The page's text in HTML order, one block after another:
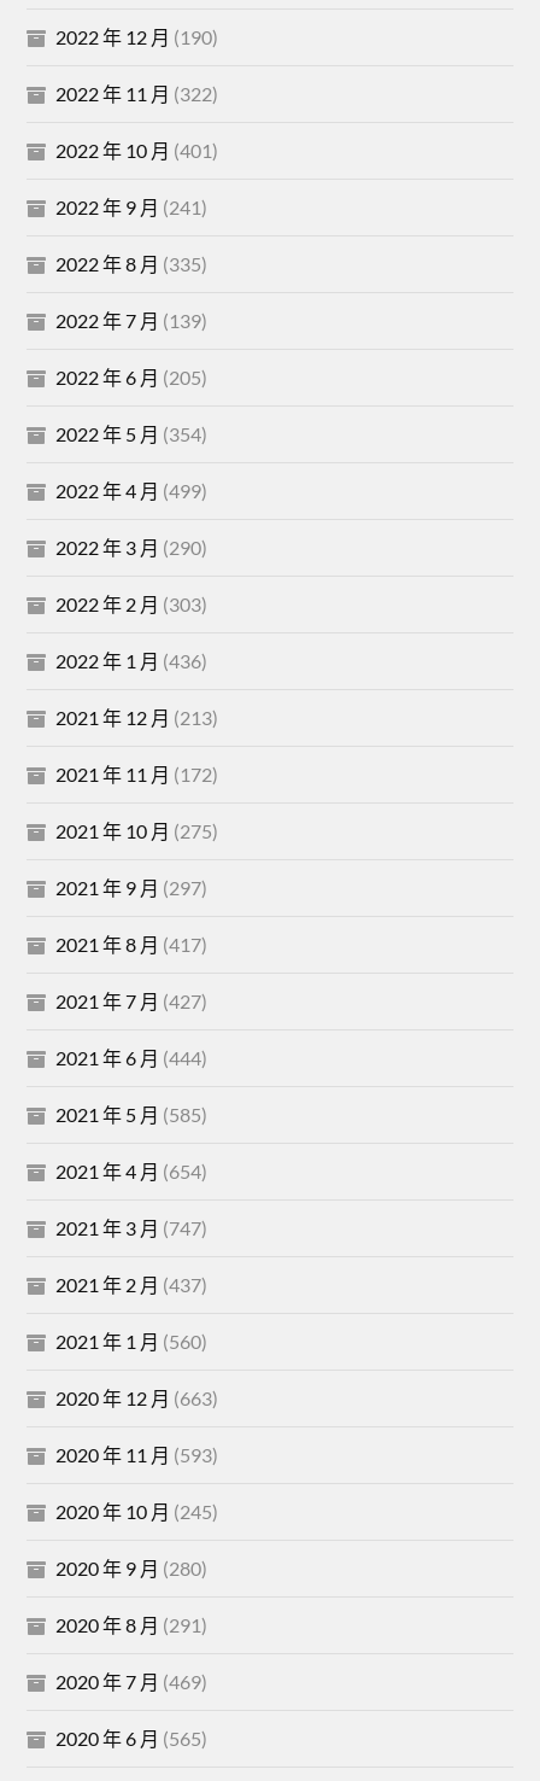
2022 年 12 月 (190)
2022 年 11 月 (322)
2022 年 10 月 (401)
2022 年 9 月 (241)
2022 年 8 月 (335)
2022 年 7 月 (139)
2022 年 6 月 (205)
2022 年 5 月 (354)
2022 年 4 月 (499)
2022 年 3 月 (290)
2022 年 2 月 (303)
2022 年 1 月 (436)
2021 年 12 月 (213)
2021 年 11 月 (172)
2021 年 10 月 (275)
2021 年 9 月 (297)
2021 年 8 月 (417)
2021 年 7 月 (427)
2021 年 6 月 (444)
2021 年 5 月 (585)
2021 年 4 月 (654)
2021 年 3 月 (747)
2021 年 2 月 (437)
2021 年 1 月 (560)
2020 年 12 月 (663)
2020 年 11 月 (593)
2020 年 10 月 (245)
2020 年 9 月 (280)
2020 年 8 月 (291)
2020 年 7 月 (469)
2020 年 6 月 (565)